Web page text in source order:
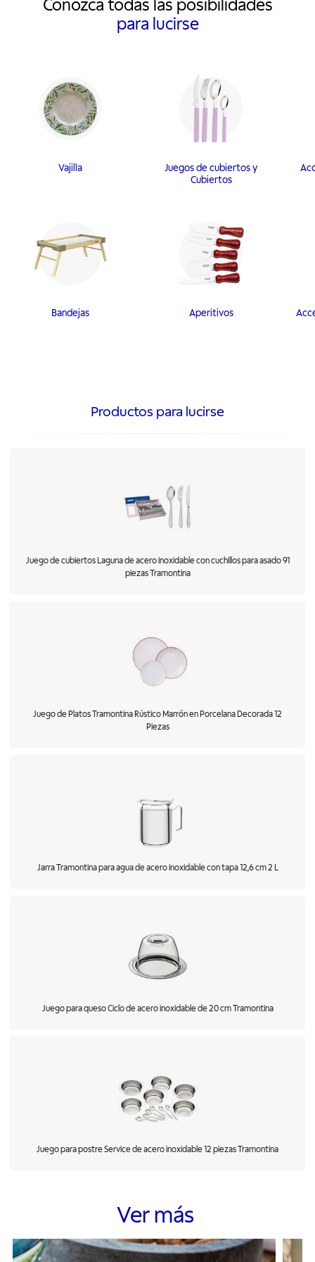
Conozca todas las posibilidades
para lucirse
Vajilla
Juegos de cubiertos y
Cubiertos
Bandejas Aperitivos
Productos para lucirse
Juego de cubiertos Laguna de acero inoxidable con cuchillos para asado 91
piezas Tramontina
Juego de Platos Tramontina Rústico Marrón en Porcelana Decorada 12
Piezas
Jarra Tramontina para agua de acero inoxidable con tapa 12,6 cm 2 L
Juego para queso Ciclo de acero inoxidable de 20 cm Tramontina
Juego para postre Service de acero inoxidable 12 piezas Tramontina
Ver más